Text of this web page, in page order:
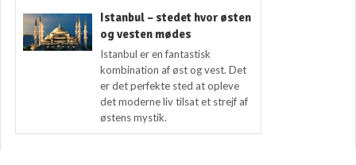
Istanbul – stedet hvor østen
og vesten mødes
Istanbul er en fantastisk
kombination af øst og vest. Det
er det perfekte sted at opleve
det moderne liv tilsat et strejf af
østens mystik.